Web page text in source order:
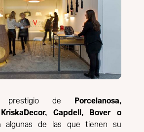
prestigio de
Porcelanosa,
Capdell, Bover o
algunas de las que tienen su